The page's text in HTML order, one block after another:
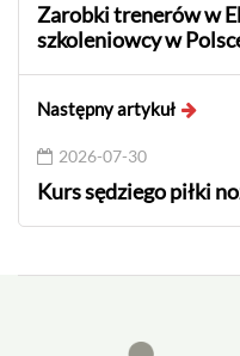
Zarobki trenerów w
szkoleniowcy w
Następny artykuł
2026-07-30
Kurs sędziego piłki